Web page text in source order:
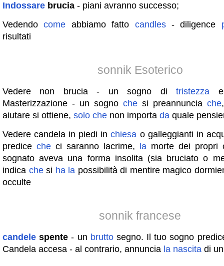
Indossare brucia - piani avranno successo;
Vedendocome abbiamo fatto candles- diligence
risultati
sonnik Esoterico
Vedere non brucia - un sogno ditristezza
Masterizzazione - un sogno che si preannuncia che
aiutare si ottiene, solo che non importa da quale
Vedere candela in piedi inchiesa o galleggianti in
predice che ci saranno lacrime, la morte dei propri
sognato aveva una forma insolita (sia bruciato o
indica chesi ha la possibilità di mentire magico
occulte
sonnik francese
candele spente- un bruttosegno. Il tuo sogno
Candela accesa - al contrario, annuncia la nascita di